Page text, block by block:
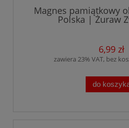
Magnes pamiątkowy
Polska | Żuraw
6,99 zł
zawiera 23% VAT, bez
do